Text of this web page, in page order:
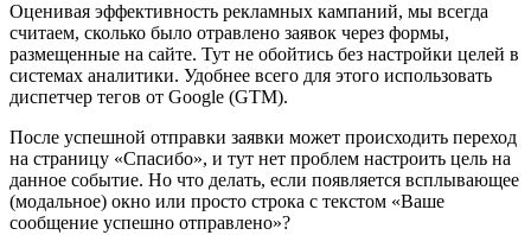
Оценивая эффективность рекламных кампаний, мы всегда
считаем, сколько было отравлено заявок через формы,
размещенные на сайте. Тут не обойтись без настройки целей в
системах аналитики. Удобнее всего для этого использовать
диспетчер тегов от Google (GTM).
После успешной отправки заявки может происходить переход
на страницу «Спасибо», и тут нет проблем настроить цель на
данное событие. Но что делать, если появляется всплывающее
(модальное) окно или просто строка с текстом «Ваше
сообщение успешно отправлено»?